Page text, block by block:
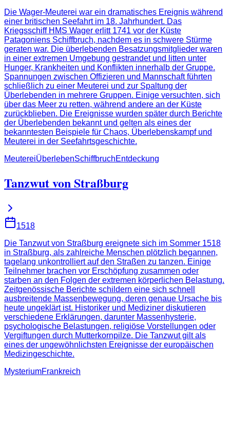
Die Wager-Meuterei war ein dramatisches Ereignis während
einer britischen Seefahrt im 18. Jahrhundert. Das
Kriegsschiff HMS Wager erlitt 1741 vor der Küste
Patagoniens Schiffbruch, nachdem es in schwere Stürme
geraten war. Die überlebenden Besatzungsmitglieder waren
in einer extremen Umgebung gestrandet und litten unter
Hunger, Krankheiten und Konflikten innerhalb der Gruppe.
Spannungen zwischen Offizieren und Mannschaft führten
schließlich zu einer Meuterei und zur Spaltung der
Überlebenden in mehrere Gruppen. Einige versuchten, sich
über das Meer zu retten, während andere an der Küste
zurückblieben. Die Ereignisse wurden später durch Berichte
der Überlebenden bekannt und gelten als eines der
bekanntesten Beispiele für Chaos, Überlebenskampf und
Meuterei in der Seefahrtsgeschichte.
MeutereiÜberlebenSchiffbruchEntdeckung
Tanzwut von Straßburg
1518
Die Tanzwut von Straßburg ereignete sich im Sommer 1518
in Straßburg, als zahlreiche Menschen plötzlich begannen,
tagelang unkontrolliert auf den Straßen zu tanzen. Einige
Teilnehmer brachen vor Erschöpfung zusammen oder
starben an den Folgen der extremen körperlichen Belastung.
Zeitgenössische Berichte schildern eine sich schnell
ausbreitende Massenbewegung, deren genaue Ursache bis
heute ungeklärt ist. Historiker und Mediziner diskutieren
verschiedene Erklärungen, darunter Massenhysterie,
psychologische Belastungen, religiöse Vorstellungen oder
Vergiftungen durch Mutterkornpilze. Die Tanzwut gilt als
eines der ungewöhnlichsten Ereignisse der europäischen
Medizingeschichte.
MysteriumFrankreich